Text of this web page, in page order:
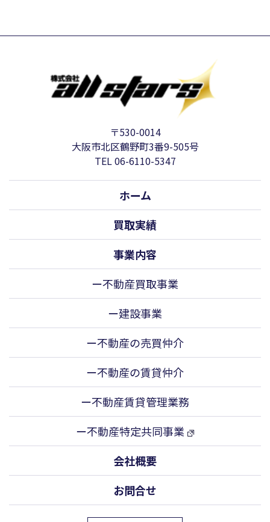
〒530-0014
大阪市北区鶴野町3番9-505号
TEL 06-6110-5347
ホーム
買取実績
事業内容
ー不動産買取事業
ー建設事業
ー不動産の売買仲介
ー不動産の賃貸仲介
ー不動産賃貸管理業務
ー不動産特定共同事業
会社概要
お問合せ